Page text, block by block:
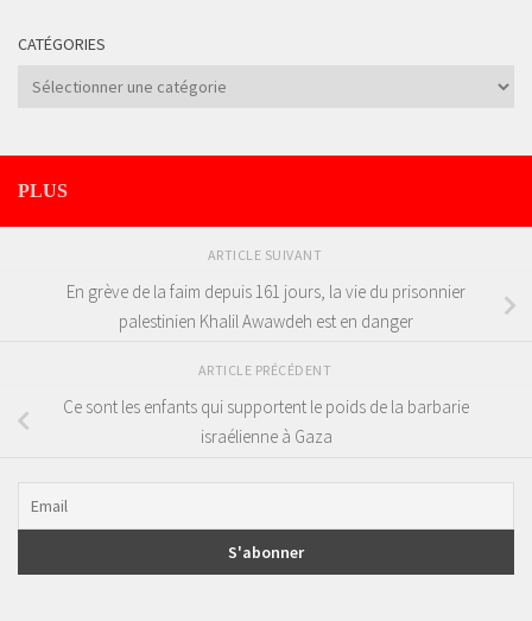
CATÉGORIES
Catégories
PLUS
ARTICLE SUIVANT
En grève de la faim depuis 161 jours, la vie du prisonnier
palestinien Khalil Awawdeh est en danger
ARTICLE PRÉCÉDENT
Ce sont les enfants qui supportent le poids de la barbarie
israélienne à Gaza